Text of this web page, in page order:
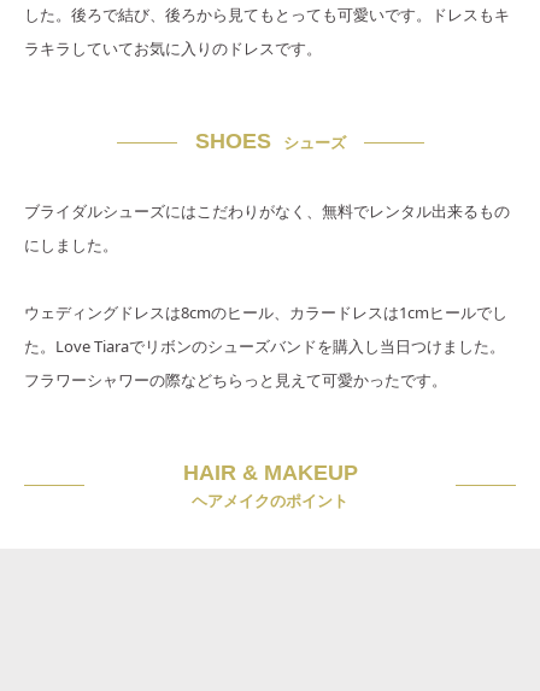
した。後ろで結び、後ろから見てもとっても可愛いです。ドレスもキ
ラキラしていてお気に入りのドレスです。
SHOES シューズ
ブライダルシューズにはこだわりがなく、無料でレンタル出来るもの
にしました。
ウェディングドレスは8cmのヒール、カラードレスは1cmヒールでし
た。Love Tiaraでリボンのシューズバンドを購入し当日つけました。
フラワーシャワーの際などちらっと見えて可愛かったです。
HAIR & MAKEUP
ヘアメイクのポイント